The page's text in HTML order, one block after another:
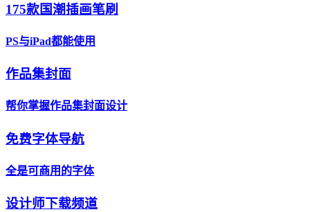
175款国潮插画笔刷
PS与iPad都能使用
作品集封面
帮你掌握作品集封面设计
免费字体导航
全是可商用的字体
设计师下载频道